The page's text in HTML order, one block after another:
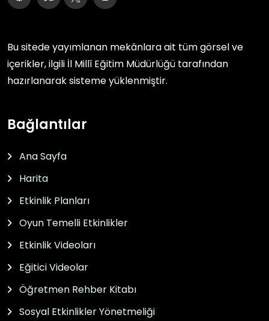
Bu sitede yayımlanan mekânlara ait tüm görsel ve
içerikler, ilgili İl Millî Eğitim Müdürlüğü tarafından
hazırlanarak sisteme yüklenmiştir.
Bağlantılar
Ana Sayfa
Harita
Etkinlik Planları
Oyun Temelli Etkinlikler
Etkinlik Videoları
Eğitici Videolar
Öğretmen Rehber Kitabı
Sosyal Etkinlikler Yönetmeliği